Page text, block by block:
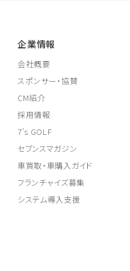
企業情報
会社概要
スポンサー・協賛
CM紹介
採用情報
7's GOLF
セブンスマガジン
車買取・車購入ガイド
フランチャイズ募集
システム導入支援